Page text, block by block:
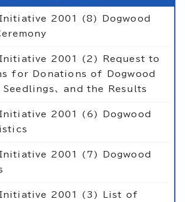
2001 (8) Dogwood
Initiative 2001 (2) Request to
for Donations of Dogwood
Seedlings、 and the Results
2001 (6) Dogwood
2001 (7) Dogwood
Initiative 2001 (3) List of